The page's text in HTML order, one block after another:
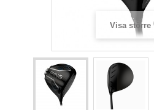
Visa större